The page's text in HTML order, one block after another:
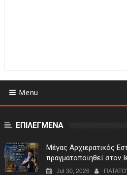
Menu
ΕΠΙΛΕΓΜΕΝΑ
Μέγας Αρχιερατικός
πραγματοποιηθεί
του Σωτήρος
Jul 30, 2026